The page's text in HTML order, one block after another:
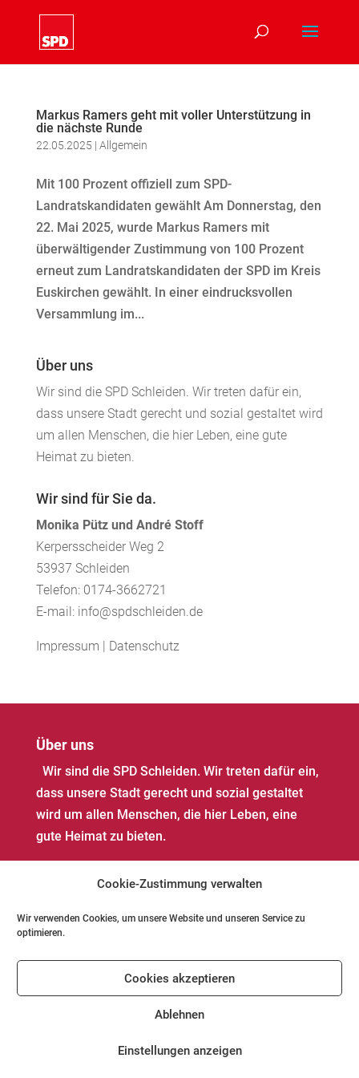
Cookie-Zustimmung verwalten
Wir verwenden Cookies, um unsere Website und unseren Service zu
optimieren.
Cookies akzeptieren
Ablehnen
Einstellungen anzeigen
Markus Ramers geht mit voller Unterstützung in
die nächste Runde
22.05.2025 | Allgemein
Mit 100 Prozent offiziell zum SPD-
Landratskandidaten gewählt Am Donnerstag, den
22. Mai 2025, wurde Markus Ramers mit
überwältigender Zustimmung von 100 Prozent
erneut zum Landratskandidaten der SPD im Kreis
Euskirchen gewählt. In einer eindrucksvollen
Versammlung im...
Über uns
Wir sind die SPD Schleiden. Wir treten dafür ein,
dass unsere Stadt gerecht und sozial gestaltet wird
um allen Menschen, die hier Leben, eine gute
Heimat zu bieten.
Wir sind für Sie da.
Monika Pütz und André Stoff
Kerpersscheider Weg 2
53937 Schleiden
Telefon: 0174-3662721
E-mail: info@spdschleiden.de
Impressum | Datenschutz
Über uns
Wir sind die SPD Schleiden. Wir treten dafür ein,
dass unsere Stadt gerecht und sozial gestaltet
wird um allen Menschen, die hier Leben, eine
gute Heimat zu bieten.
Impressum Datenschutz
Cookie-Richtlinie (EU)